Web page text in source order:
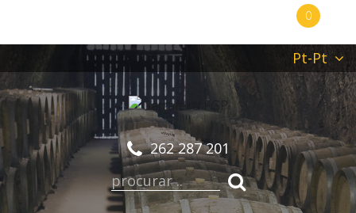
0
Pt-Pt
262 287 201